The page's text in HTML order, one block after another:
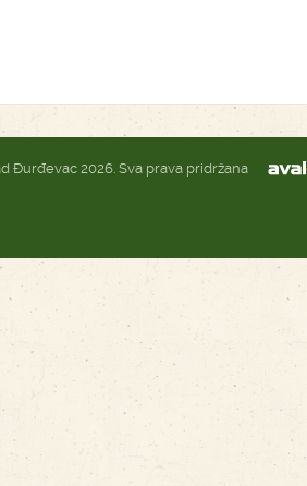
Đurđevac 2026. Sva prava pridržana